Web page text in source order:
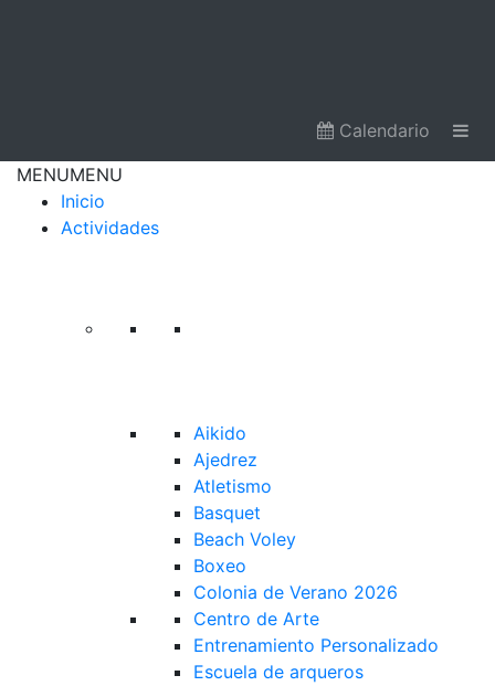
Calendario
MENUMENU
Inicio
Actividades
Aikido
Ajedrez
Atletismo
Basquet
Beach Voley
Boxeo
Colonia de Verano 2026
Centro de Arte
Entrenamiento Personalizado
Escuela de arqueros